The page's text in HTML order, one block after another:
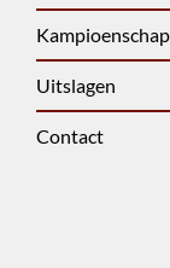
Uitslagen
Contact